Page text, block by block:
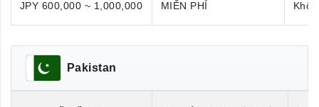
JPY 600,000 ~ 1,000,000 MIỄN PHÍ
Pakistan